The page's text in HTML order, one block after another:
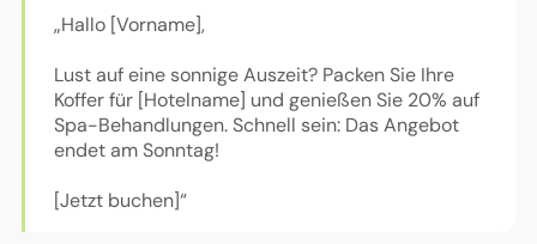
„Hallo [Vorname],
Lust auf eine sonnige Auszeit? Packen Sie Ihre
Koffer für [Hotelname] und genießen Sie 20% auf
Spa-Behandlungen. Schnell sein: Das Angebot
endet am Sonntag!
[Jetzt buchen]“